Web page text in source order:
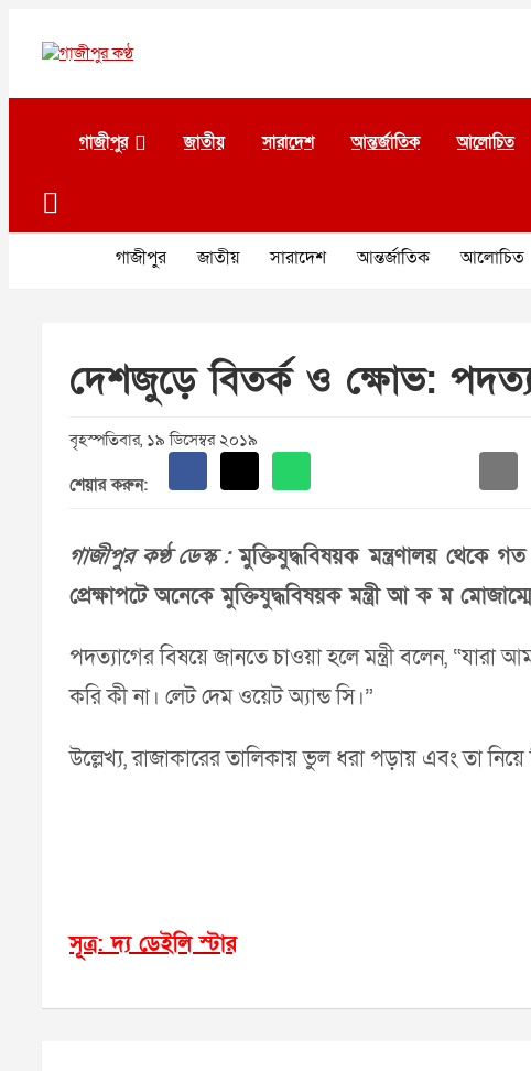
contentগাজীপুর কণ্ঠ
গাজীপুর জাতীয় সারাদেশ আন্তর্জাতিক আলোচিত
গাজীপুর জাতীয় সারাদেশ আন্তর্জাতিক আলোচিত
দেশজুড়ে বিতর্ক ও ক্ষোভ:
বৃহস্পতিবার, ১৯ ডিসেম্বর ২০১৯
শেয়ার করুন:
গাজীপুর কণ্ঠ ডেস্ক :মুক্তিযুদ্ধবিষয়ক মন্ত্রণালয় থেকে
প্রেক্ষাপটে অনেকে মুক্তিযুদ্ধবিষয়ক মন্ত্রী আ ক ম
পদত্যাগের বিষয়ে জানতে চাওয়া হলে মন্ত্রী বলেন,
করি কী না। লেট দেম ওয়েট অ্যান্ড সি।”
উল্লেখ্য, রাজাকারের তালিকায় ভুল ধরা পড়ায় এবং তা নিয়ে
সূত্র: দ্য ডেইলি স্টার